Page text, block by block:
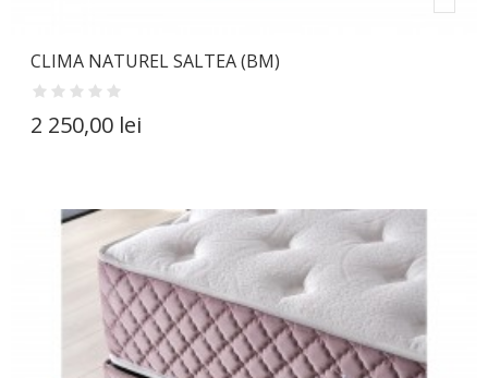
CLIMA NATUREL SALTEA (BM)
2 250,00 lei